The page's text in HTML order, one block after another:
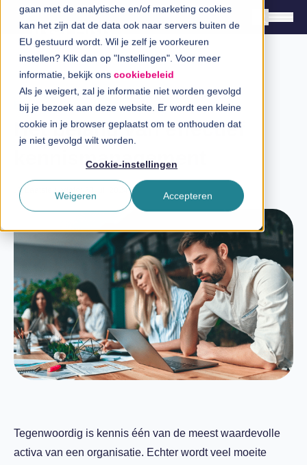
gaan met de analytische en/of marketing cookies
kan het zijn dat de data ook naar servers buiten de
EU gestuurd wordt. Wil je zelf je voorkeuren
instellen? Klik dan op "Instellingen". Voor meer
informatie, bekijk ons cookiebeleid
Als je weigert, zal je informatie niet worden gevolgd
bij je bezoek aan deze website. Er wordt een kleine
cookie in je browser geplaatst om te onthouden dat
je niet gevolgd wilt worden.
Cookie-instellingen
Accepteren
Weigeren
Oplossingen
Branches
InSpiratiecentrum
Direct in contact
Werken bij InSpark
Blog
Het belang van effectief
kennismanagement
Laatste update: 30 juli 2024
Tegenwoordig is kennis één van de meest waardevolle
activa van een organisatie. Echter wordt veel moeite